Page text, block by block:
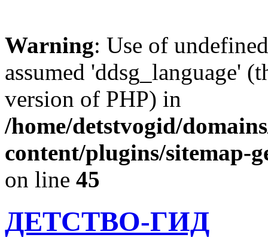
Warning: Use of
assumed 'ddsg_language'
version of PHP) in
/home/detstvogid/
content/plugins/sitemap-
on line 45
ДЕТСТВО-ГИД